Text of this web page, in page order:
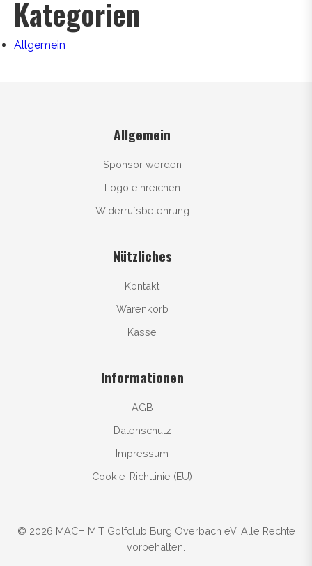
Kategorien
Allgemein
Allgemein
Sponsor werden
Logo einreichen
Widerrufsbelehrung
Nützliches
Kontakt
Warenkorb
Kasse
Informationen
AGB
Datenschutz
Impressum
Cookie-Richtlinie (EU)
© 2026 MACH MIT Golfclub Burg Overbach eV. Alle Rechte
vorbehalten.